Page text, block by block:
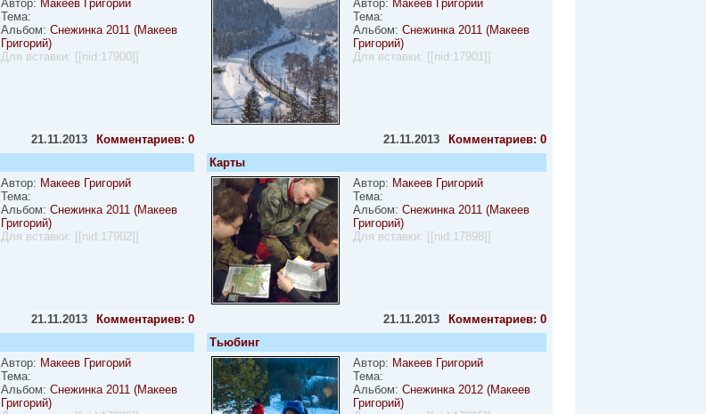
Автор: Макеев Григорий
Тема:
Альбом: Снежинка 2011 (Макеев
Григорий)
Для вставки: [[nid:17900]]
Комментариев: 0
21.11.2013
Автор: Макеев Григорий
Тема:
Альбом: Снежинка 2011 (Макеев
Григорий)
Для вставки: [[nid:17901]]
Комментариев: 0
21.11.2013
Автор: Макеев Григорий
Тема:
Альбом: Снежинка 2011 (Макеев
Григорий)
Для вставки: [[nid:17902]]
Комментариев: 0
21.11.2013
Карты
Автор: Макеев Григорий
Тема:
Альбом: Снежинка 2011 (Макеев
Григорий)
Для вставки: [[nid:17898]]
Комментариев: 0
21.11.2013
Автор: Макеев Григорий
Тема:
Альбом: Снежинка 2011 (Макеев
Григорий)
Тьюбинг
Автор: Макеев Григорий
Тема:
Альбом: Снежинка 2012 (Макеев
Григорий)